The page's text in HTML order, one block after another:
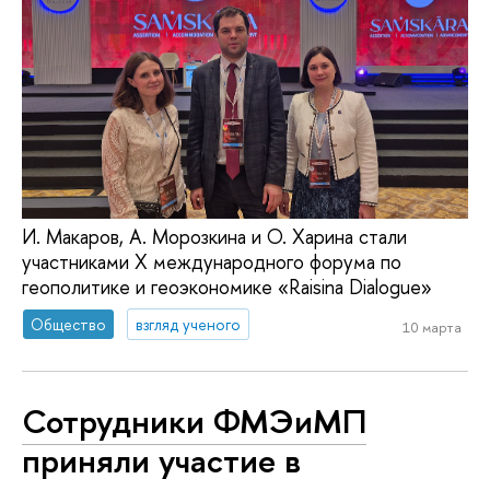
И. Макаров, А. Морозкина и О. Харина стали
участниками X международного форума по
геополитике и геоэкономике «Raisina Dialogue»
Общество взгляд ученого 10 марта
Сотрудники ФМЭиМП
приняли участие в